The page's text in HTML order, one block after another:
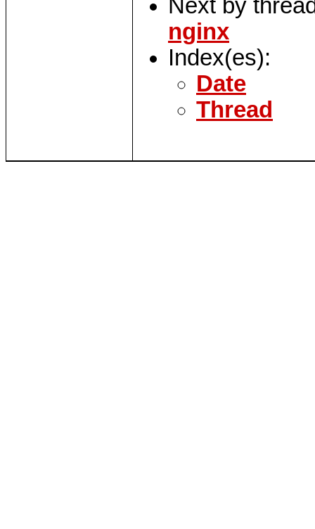
Next by
nginx
Index(es):
Date
Thread